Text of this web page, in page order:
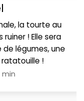
la tourte au
! Elle sera
légumes, une
!
min